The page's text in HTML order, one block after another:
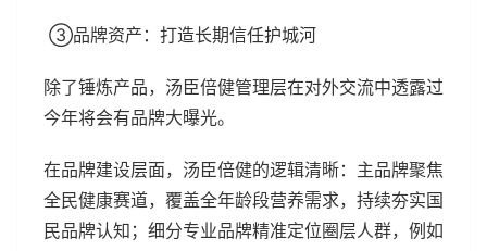
③品牌资产：打造长期信任护城河
除了锤炼产品，汤臣倍健管理层在对外交流中透露过
今年将会有品牌大曝光。
在品牌建设层面，汤臣倍健的逻辑清晰：主品牌聚焦
全民健康赛道，覆盖全年龄段营养需求，持续夯实国
民品牌认知；细分专业品牌精准定位圈层人群，例如